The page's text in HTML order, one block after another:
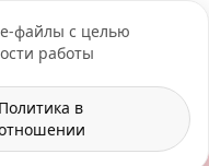
файлы с целью
работы
Политика в
+7 (495) 109-07-